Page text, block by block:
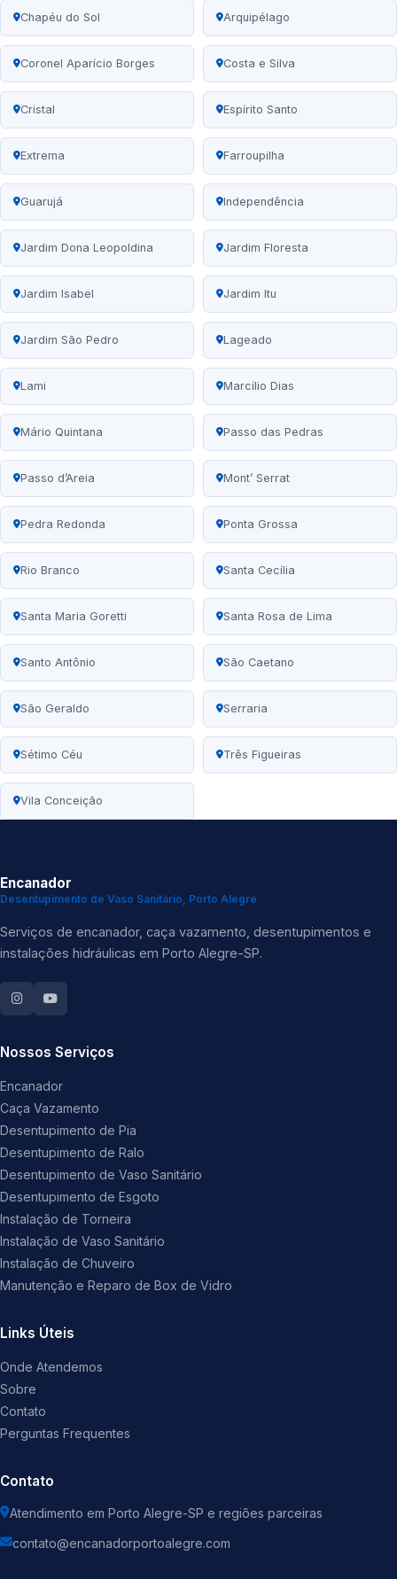
Chapéu do Sol Arquipélago
Coronel Aparício Borges Costa e Silva
Cristal Espírito Santo
Extrema Farroupilha
Guarujá Independência
Jardim Dona Leopoldina Jardim Floresta
Jardim Isabel Jardim Itu
Jardim São Pedro Lageado
Lami Marcílio Dias
Mário Quintana Passo das Pedras
Passo d’Areia Mont’ Serrat
Pedra Redonda Ponta Grossa
Rio Branco Santa Cecília
Santa Maria Goretti Santa Rosa de Lima
Santo Antônio São Caetano
São Geraldo Serraria
Sétimo Céu Três Figueiras
Vila Conceição
Encanador
Desentupimento de Vaso Sanitário, Porto Alegre
Serviços de encanador, caça vazamento, desentupimentos e
instalações hidráulicas em Porto Alegre-SP.
Nossos Serviços
Encanador
Caça Vazamento
Desentupimento de Pia
Desentupimento de Ralo
Desentupimento de Vaso Sanitário
Desentupimento de Esgoto
Instalação de Torneira
Instalação de Vaso Sanitário
Instalação de Chuveiro
Manutenção e Reparo de Box de Vidro
Links Úteis
Onde Atendemos
Sobre
Contato
Perguntas Frequentes
Contato
Atendimento em Porto Alegre-SP e regiões parceiras
contato@encanadorportoalegre.com